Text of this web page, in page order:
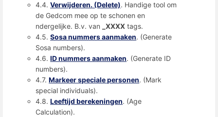
4.4.Verwijderen. (Delete). Handige tool om
de Gedcom mee op te schonen en
ndergelijke. B.v. van
_XXXX tags.
4.5.Sosa nummers aanmaken. (Generate
Sosa numbers).
4.6.ID nummers aanmaken. (Generate ID
numbers).
4.7.Markeer speciale personen. (Mark
special individuals).
4.8.Leeftijd berekeningen. (Age
Calculation).